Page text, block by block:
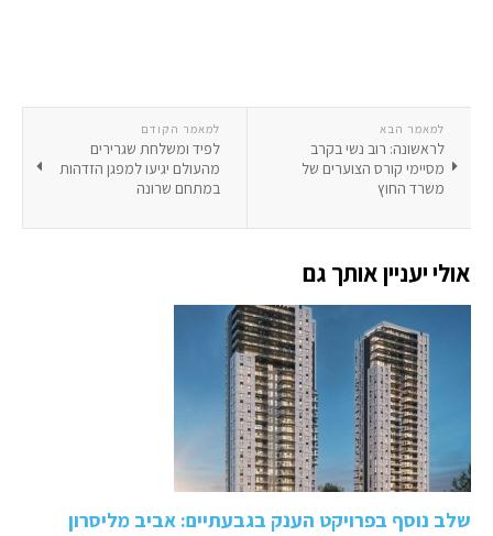
למאמר הקודם
לפיד ומשלחת שגרירים
מהעולם יגיעו למפגן הזדהות
במתחם שרונה
למאמר הבא
לראשונה: רוב נשי בקרב
מסיימי קורס הצוערים של
משרד החוץ
אולי יעניין אותך גם
שלב נוסף בפרויקט הענק בגבעתיים: אביב מליסרון